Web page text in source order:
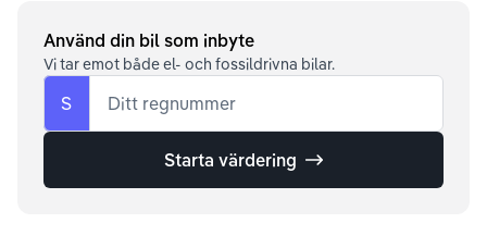
Använd din bil som inbyte
Vi tar emot både el- och fossildrivna bilar.
S Ditt regnummer
Starta värdering